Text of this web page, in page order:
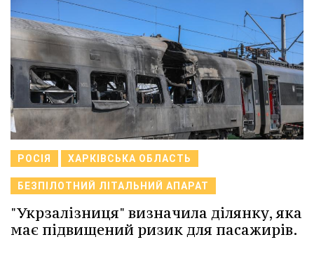
РОСІЯ ХАРКІВСЬКА ОБЛАСТЬ
БЕЗПІЛОТНИЙ ЛІТАЛЬНИЙ АПАРАТ
"Укрзалізниця" визначила ділянку, яка
має підвищений ризик для пасажирів.